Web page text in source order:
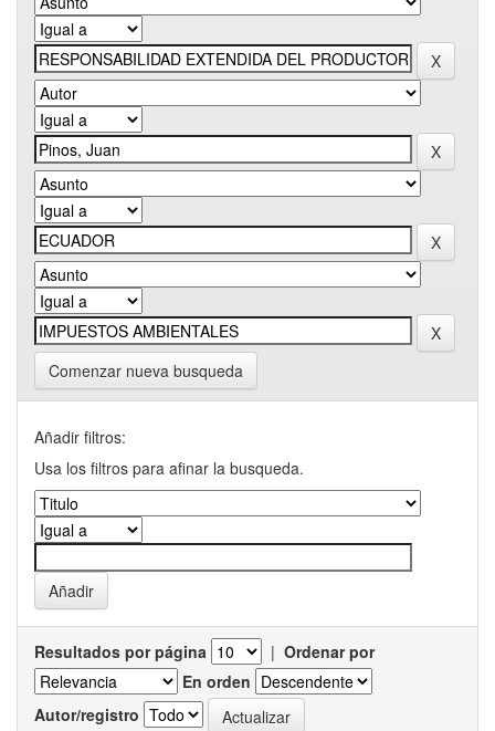
Comenzar nueva busqueda
Añadir filtros:
Usa los filtros para afinar la busqueda.
Resultados por página | Ordenar por
En orden
Autor/registro